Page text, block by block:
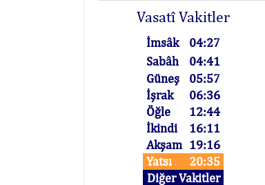
Vasatî Vakitler
İmsâk
04:27
Sabâh
04:41
Güneş
05:57
İşrak
06:36
Öğle
12:44
İkindi
16:11
Akşam 19:16
Yatsı
20:35
Diğer Vakitler